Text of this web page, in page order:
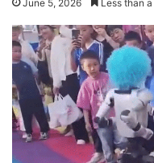
June 5, 2026 Less than